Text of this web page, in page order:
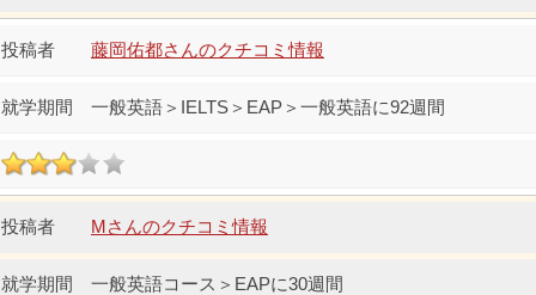
藤岡佑都さんのクチコミ情報
一般英語＞IELTS＞EAP＞一般英語に92週間
Mさんのクチコミ情報
一般英語コース＞EAPに30週間